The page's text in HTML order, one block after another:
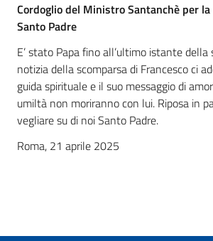
Cordoglio del Ministro Santanchè per
Santo Padre
E’ stato Papa fino all’ultimo istante
notizia della scomparsa di Francesco ci
guida spirituale e il suo messaggio di
umiltà non moriranno con lui. Riposa in
vegliare su di noi Santo Padre.
Roma, 21 aprile 2025